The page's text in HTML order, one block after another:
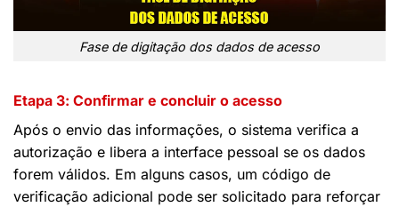
Fase de digitação dos dados de acesso
Etapa 3: Confirmar e concluir o acesso
Após o envio das informações, o sistema verifica a
autorização e libera a interface pessoal se os dados
forem válidos. Em alguns casos, um código de
verificação adicional pode ser solicitado para reforçar